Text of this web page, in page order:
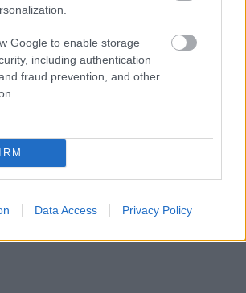
Google to enable storage
including authentication
fraud prevention, and other
Data Access Privacy Policy